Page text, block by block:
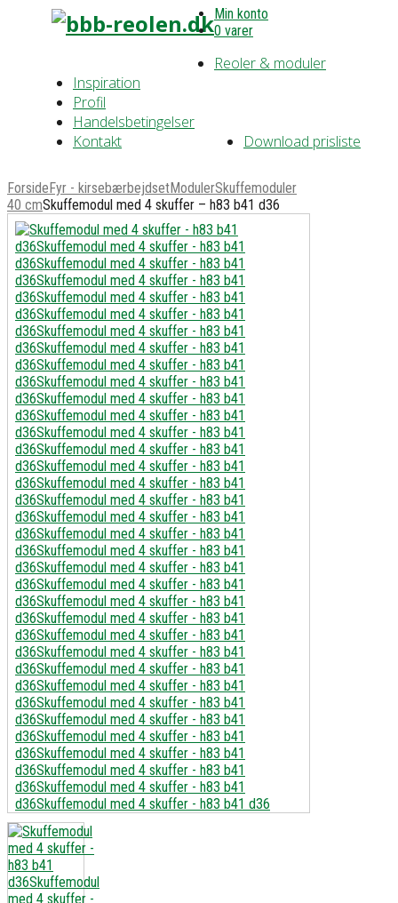
Min konto
0 varer
Reoler & moduler
Inspiration
Profil
Handelsbetingelser
Download prisliste
Kontakt
ForsideFyr - kirsebærbejdsetModulerSkuffemoduler
40 cmSkuffemodul med 4 skuffer – h83 b41 d36